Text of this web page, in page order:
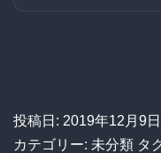
投稿日: 2019年12月9日
カテゴリー: 未分類 タ